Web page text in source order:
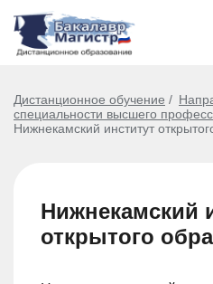
Дистанционное обучение
специальности высшего
Нижнекамский институт
Нижнекамский
открытого